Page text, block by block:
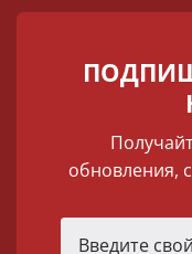
обновления,